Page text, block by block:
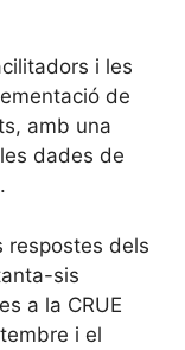
i les
de
amb una
dades de
respostes dels
sis
a la CRUE
i el